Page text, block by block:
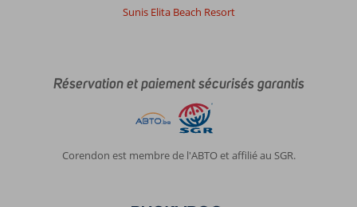
Sunis Elita Beach Resort
Réservation et paiement sécurisés garantis
Corendon est membre de l'ABTO et affilié au SGR.